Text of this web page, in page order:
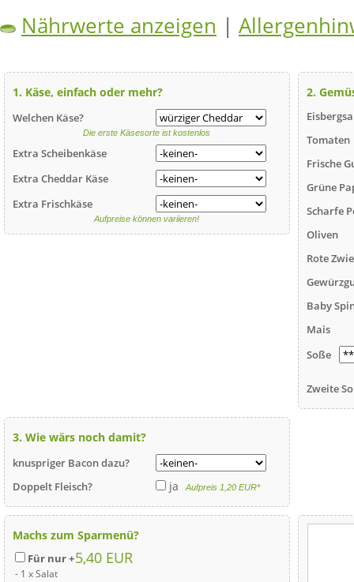
Nährwerte anzeigen |
1. Käse, einfach oder mehr?
Welchen Käse?
Die erste Käsesorte ist kostenlos
Extra Scheibenkäse
Extra Cheddar Käse
Extra Frischkäse
Aufpreise können variieren!
2.
Tomaten
Frische
Grüne
Scharfe
Oliven
Rote
Baby
Mais
Soße
Zweite
3. Wie wärs noch damit?
knuspriger Bacon dazu?
Doppelt Fleisch?
ja Aufpreis 1,20 EUR*
Machs zum Sparmenü?
Für nur +5,40 EUR
- 1 x Salat